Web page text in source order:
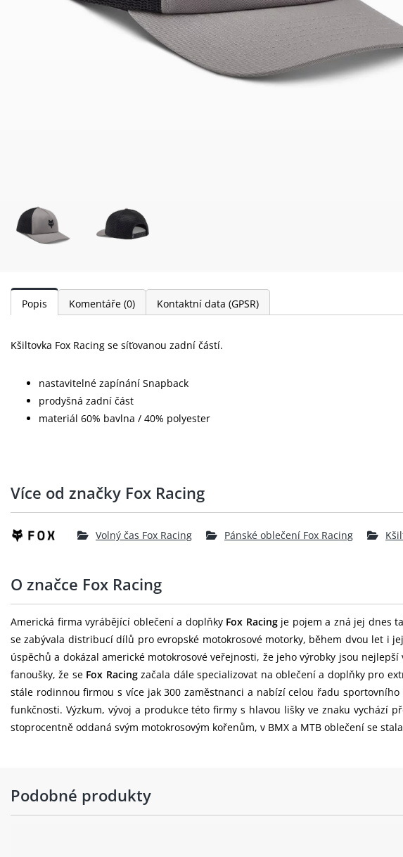
Popis Komentáře (0) Kontaktní data (GPSR)
Kšiltovka Fox Racing se síťovanou zadní částí.
nastavitelné zapínání Snapback
prodyšná zadní část
materiál 60% bavlna / 40% polyester
Více od značky Fox Racing
Volný čas Fox Racing Pánské oblečení Fox Racing
O značce Fox Racing
Americká firma vyrábějící oblečení a doplňky Fox Racingje pojem a zná jej dnes
se zabývala distribucí dílů pro evropské motokrosové motorky, během dvou let i
úspěchů a dokázal americké motokrosové veřejnosti, že jeho výrobky jsou
fanoušky, že se Fox Racingzačala dále specializovat na oblečení a doplňky pro
stále rodinnou firmou s více jak 300 zaměstnanci a nabízí celou řadu
funkčnosti. Výzkum, vývoj a produkce této firmy s hlavou lišky ve znaku vychází
stoprocentně oddaná svým motokrosovým kořenům, v BMX a MTB oblečení se
Podobné produkty